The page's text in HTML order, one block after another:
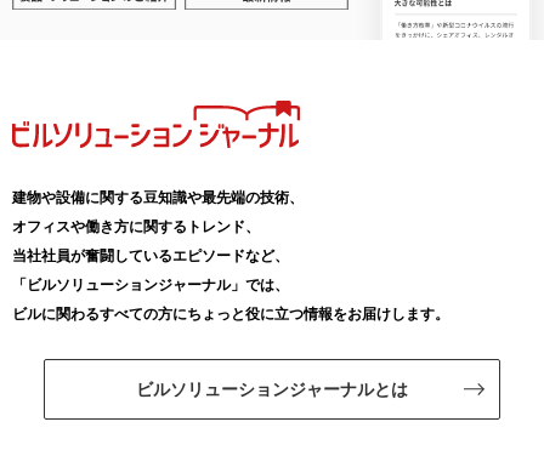
建物や設備に関する豆知識や最先端の技術、
オフィスや働き方に関するトレンド、
当社社員が奮闘しているエピソードなど、
「ビルソリューションジャーナル」では、
ビルに関わるすべての方にちょっと役に立つ情報をお届けします。
ビルソリューションジャーナルとは